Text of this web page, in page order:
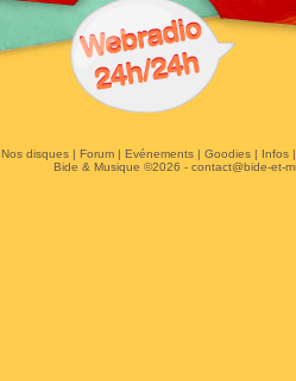
Nos disques| Forum| Evénements| Goodies| Infos
Bide & Musique ©2026 - contact@bide-et-